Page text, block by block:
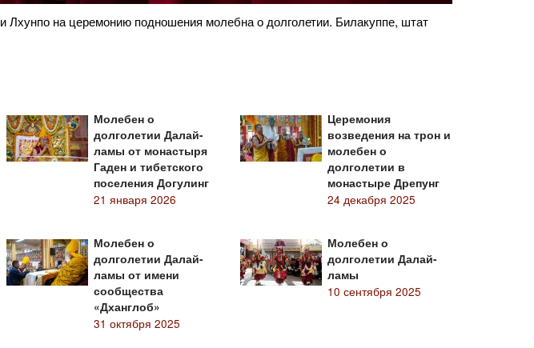
Далай-ламы на церемонию подношения молебна о долголетии.
ЕСДЛ).
Молебен о
долголетии Далай-
ламы от монастыря
Гаден и тибетского
поселения Догулинг
21 января 2026
Церемония
возведения на трон и
молебен о
долголетии в
монастыре Дрепунг
24 декабря 2025
Молебен о
долголетии Далай-
ламы от имени
сообщества
«Дханглоб»
31 октября 2025
Молебен о
долголетии Далай-
ламы
10 сентября 2025